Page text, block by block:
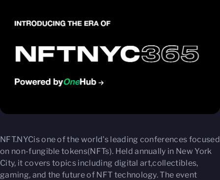
NFT.NYCis one of the world's leading conferences focused
on non-fungible tokens(NFTs). Held annually in New York
City, it covers topics including digital art,collectibles,
gaming, and the future of NFT technology. The event